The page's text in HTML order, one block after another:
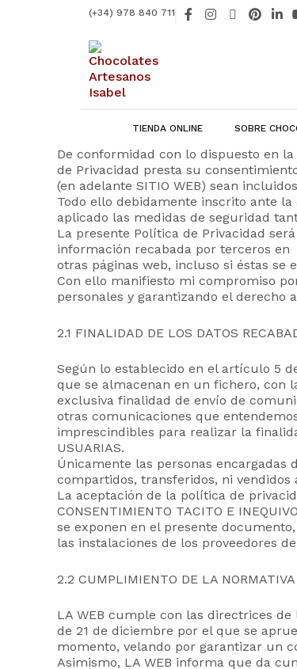
(+34) 978 840 711
F
a
f
I
X
P
i
L
i
TIENDA ONLINE SOBRE
De conformidad con lo dispuesto en
de Privacidad presta su
(en adelante SITIO WEB) sean
Todo ello debidamente inscrito ante la
aplicado las medidas de seguridad
La presente Política de Privacidad
información recabada por terceros en
otras páginas web, incluso si éstas se
Con ello manifiesto mi compromiso
personales y garantizando el derecho
2.1 FINALIDAD DE LOS DATOS
Según lo establecido en el artículo 5
que se almacenan en un fichero, con
exclusiva finalidad de envío de
otras comunicaciones que
imprescindibles para realizar la
USUARIAS.
Únicamente las personas encargadas
compartidos, transferidos, ni vendidos
La aceptación de la política de
CONSENTIMIENTO TACITO E
se exponen en el presente
las instalaciones de los proveedores
2.2 CUMPLIMIENTO DE LA
LA WEB cumple con las directrices de
de 21 de diciembre por el que se
momento, velando por garantizar un
Asimismo, LA WEB informa que da